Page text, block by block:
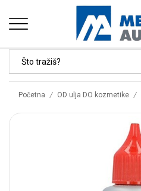
Početna / OD ulja DO kozmetike /